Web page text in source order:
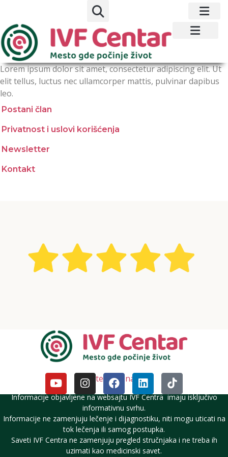
Lorem ipsum dolor sit amet, consectetur adipiscing elit. Ut
elit tellus, luctus nec ullamcorper mattis, pulvinar dapibus
leo.
Postani član
Privatnost i uslovi korišćenja
Newsletter
Kontakt
Pratite nas i na DM
Informacije objavljene na websajtu IVF Centra imaju isključivo
informativnu svrhu.
Informacije ne zamenjuju lečenje i dijagnostiku, niti mogu uticati na
tok lečenja ili samog postupka.
Saveti IVF Centra ne zamenjuju pregled stručnjaka i ne treba ih
uzimati kao medicinski savet.